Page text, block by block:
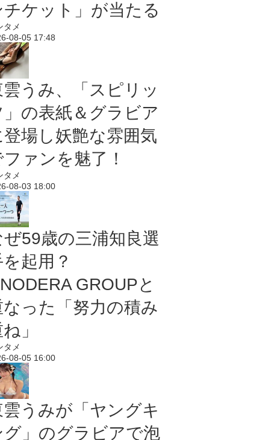
チケット」が当たる
タメ
08-05 17:48
雲うみ、「スピリッ
」の表紙＆グラビア
登場し妖艶な雰囲気
ファンを魅了！
タメ
08-03 18:00
ぜ59歳の三浦知良選
を起用？
GROUPと
なった「努力の積み
」
タメ
08-05 16:00
雲うみが「ヤングキ
グ」のグラビアで泡